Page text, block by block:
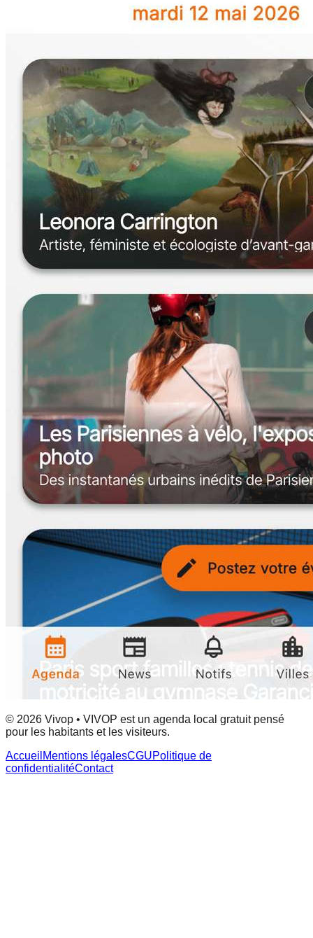
© 2026 Vivop • VIVOP est un agenda local gratuit pensé
pour les habitants et les visiteurs.
Accueil Mentions légalesCGUPolitique de
confidentialitéContact